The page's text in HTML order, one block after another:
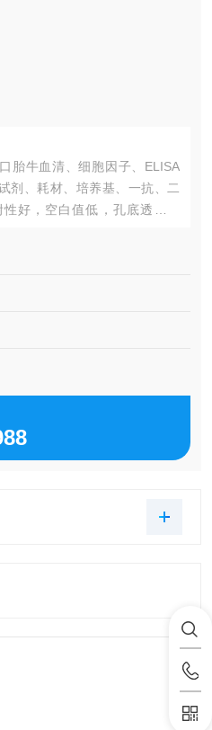
胎牛血清、细胞因子、ELISA
剂、耗材、培养基、一抗、二
好，空白值低，孔底透明度
应和产品质量的稳定性。